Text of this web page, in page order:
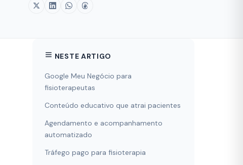
NESTE ARTIGO
Google Meu Negócio para
fisioterapeutas
Conteúdo educativo que atrai pacientes
Agendamento e acompanhamento
automatizado
Tráfego pago para fisioterapia